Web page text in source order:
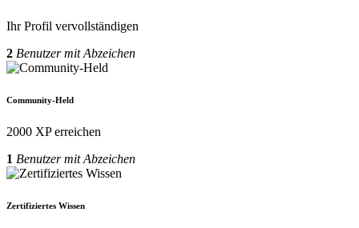
Ihr Profil vervollständigen
2 Benutzer mit Abzeichen
Community-Held
2000 XP erreichen
1 Benutzer mit Abzeichen
Zertifiziertes Wissen